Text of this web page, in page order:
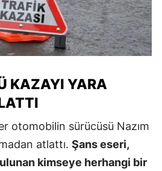
KAZAYI YARA
otomobilin sürücüsü Nazım
atlattı. Şans eseri,
kimseye herhangi bir